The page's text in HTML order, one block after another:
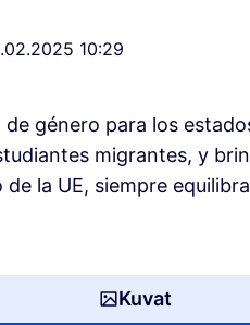
10:29
género para los
migrantes, y
la UE, siempre
Kuvat